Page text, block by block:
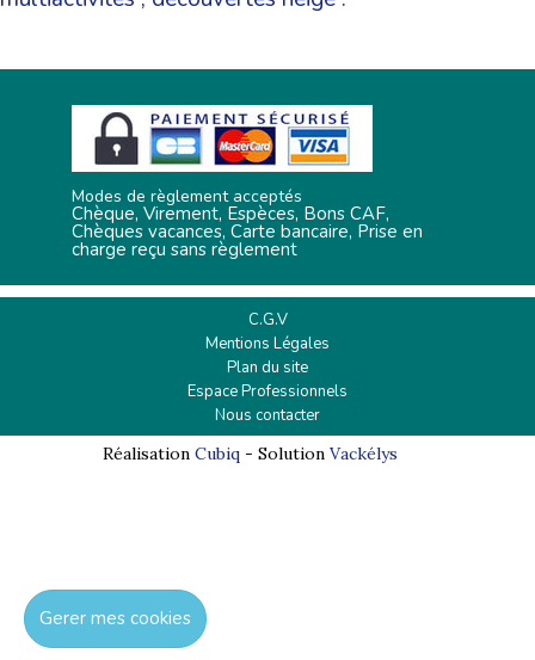
Modes de règlement acceptés
Chèque, Virement, Espèces, Bons CAF,
Chèques vacances, Carte bancaire, Prise en
charge reçu sans règlement
C.G.V
Mentions Légales
Plan du site
Espace Professionnels
Nous contacter
Réalisation Cubiq- Solution Vackélys
Gerer mes cookies